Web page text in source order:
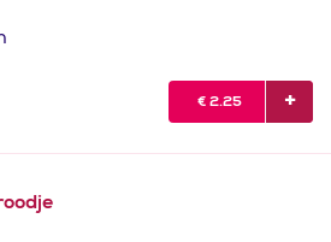
€ 2.25